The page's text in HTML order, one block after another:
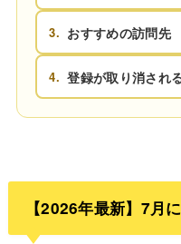
3. おすすめの訪問先
4. 登録が取り消され
【2026年最新】7月